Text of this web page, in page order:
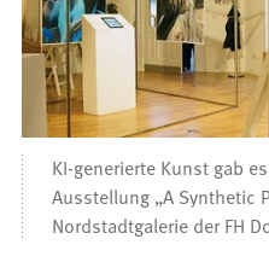
KI-generierte Kunst gab
Ausstellung „A Synthetic
Nordstadtgalerie der FH